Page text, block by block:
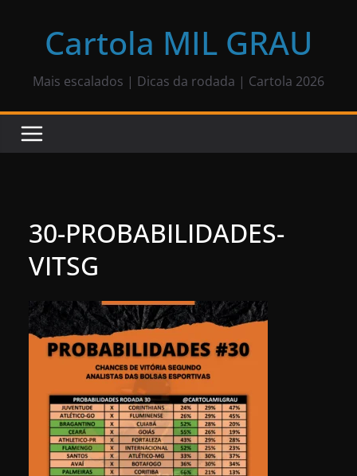
Cartola MIL GRAU
Mais escalados | Dicas da rodada | Cartola 2026
30-PROBABILIDADES-
VITSG